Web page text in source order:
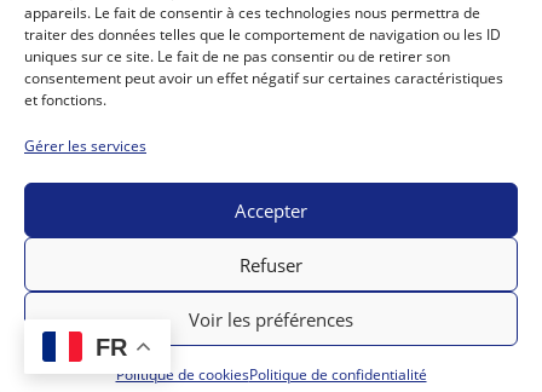
appareils. Le fait de consentir à ces technologies nous permettra de
traiter des données telles que le comportement de navigation ou les ID
uniques sur ce site. Le fait de ne pas consentir ou de retirer son
consentement peut avoir un effet négatif sur certaines caractéristiques
et fonctions.
Gérer les services
Accepter
Refuser
Voir les préférences
Politique de cookiesPolitique de confidentialité
Abonnez-vous et recevez nos dernières actualités,
nos évènements et expériences.
S'INSCRIRE
© 2023 ALL RIGHTS RESERVED​
CREATED BY DARA AGENCY
FR